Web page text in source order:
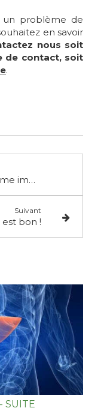
un problème de
en savoir
nous soit
de contact, soit
.
COV SARS 2: Le système immunitaire
Suivant
est bon !
SUITE